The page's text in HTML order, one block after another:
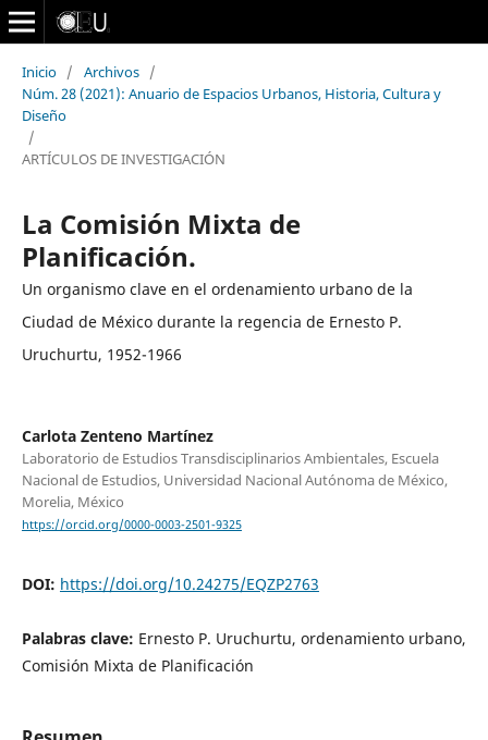
Inicio / Archivos /
Núm. 28 (2021): Anuario de Espacios Urbanos, Historia, Cultura y
Diseño
/
ARTÍCULOS DE INVESTIGACIÓN
La Comisión Mixta de
Planificación.
Un organismo clave en el ordenamiento urbano de la
Ciudad de México durante la regencia de Ernesto P.
Uruchurtu, 1952-1966
Carlota Zenteno Martínez
Laboratorio de Estudios Transdisciplinarios Ambientales, Escuela
Nacional de Estudios, Universidad Nacional Autónoma de México,
Morelia, México
https://orcid.org/0000-0003-2501-9325
DOI: https://doi.org/10.24275/EQZP2763
Palabras clave: Ernesto P. Uruchurtu, ordenamiento urbano,
Comisión Mixta de Planificación